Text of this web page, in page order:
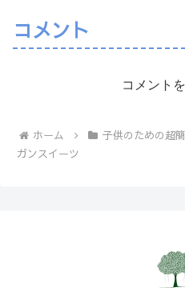
コメント
コメント
ホーム 子供のための超
ガンスイーツ